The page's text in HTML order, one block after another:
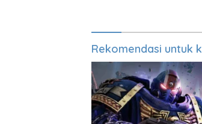
Rekomendasi untuk